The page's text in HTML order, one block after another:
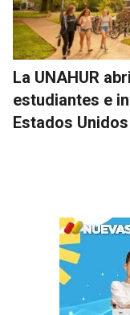
La UNAHUR
estudiantes e
Estados Unidos